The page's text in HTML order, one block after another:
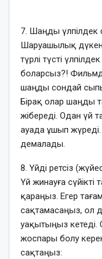
7. Шаңды үлпілдек
Шаруашылық
түрлі түсті
боларсыз?!
шаңды сондай
Бірақ олар шаңды
жібереді. Одан үй
ауада ұшып
демалады.
8. Үйді ретсіз
Үй жинауға сүйікті
қараңыз. Егер
сақтамасаңыз, ол
уақытыңыз кетеді.
жоспары болу
сақтаңыз: